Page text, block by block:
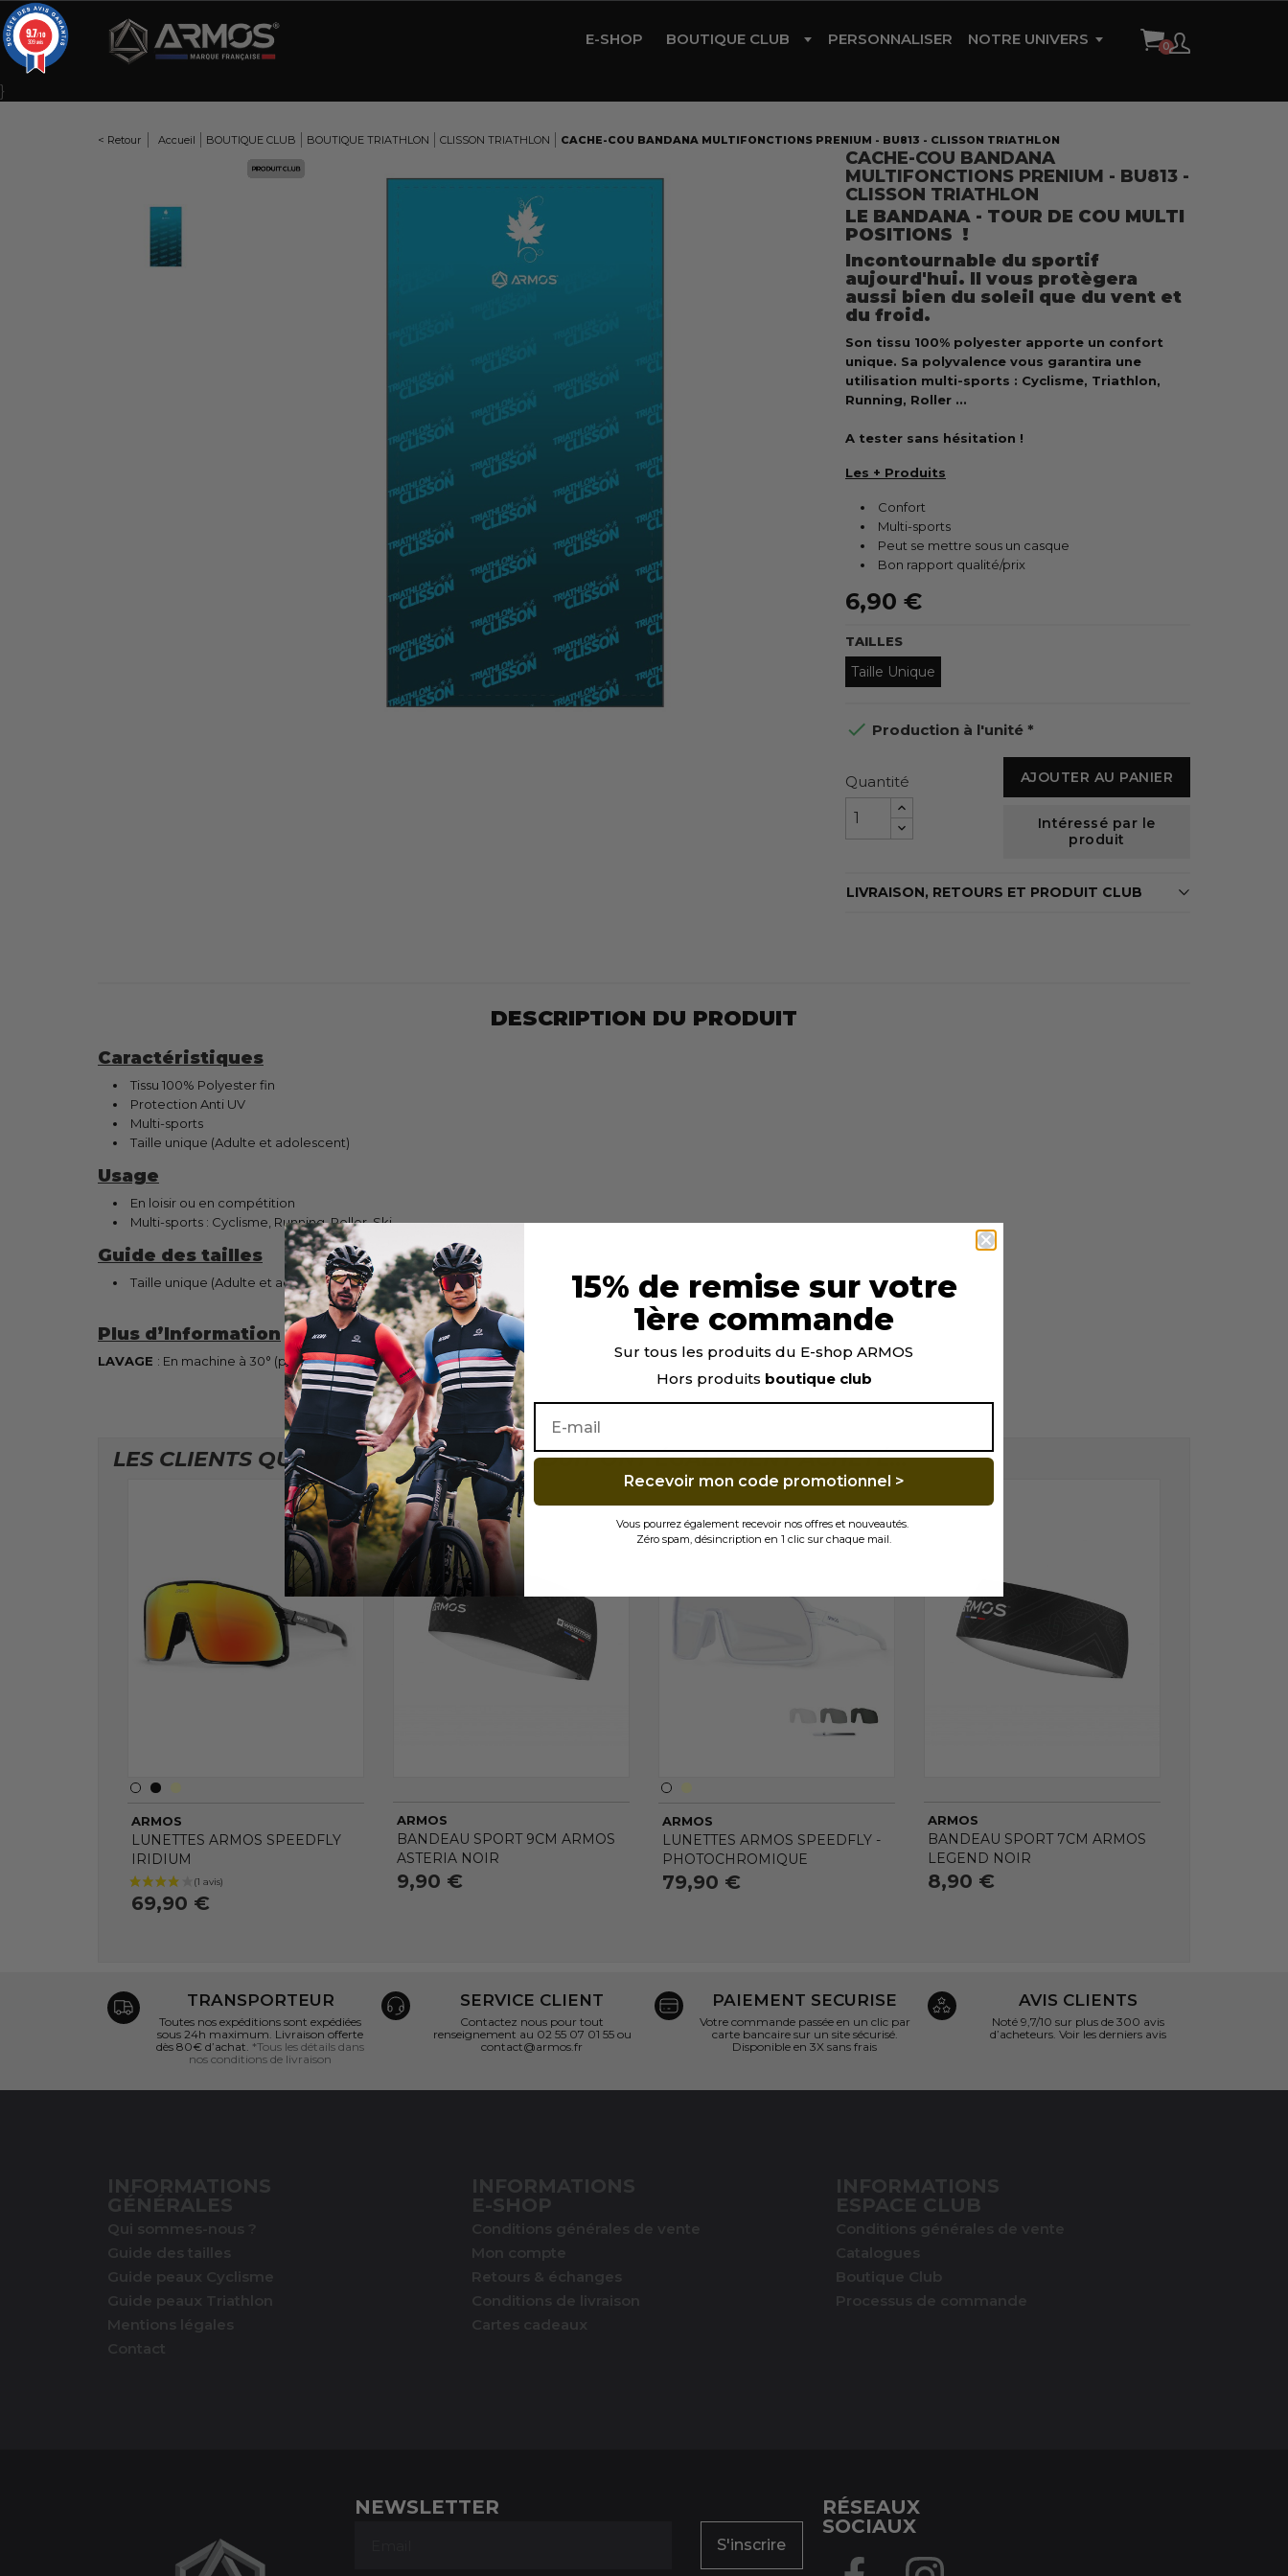
E-SHOP BOUTIQUE CLUB PERSONNALISER NOTRE UNIVERS
RÉFÉRENCES
CONTACT
}
< Retour Accueil BOUTIQUE CLUB BOUTIQUE TRIATHLON CLISSON TRIATHLON CACHE-COU BANDANA MULTIFONCTIONS PRENIUM - BU813 - CLISSON TRIATHLON
CACHE-COU BANDANA
MULTIFONCTIONS PRENIUM - BU813 -
CLISSON TRIATHLON
LE BANDANA - TOUR DE COU MULTI
POSITIONS !
Incontournable du sportif
aujourd'hui. Il vous protègera
aussi bien du soleil que du vent et
du froid.
Son tissu 100% polyester apporte un confort
unique. Sa polyvalence vous garantira une
utilisation multi-sports : Cyclisme, Triathlon,
Running, Roller ...
A tester sans hésitation !
Les + Produits
Confort
Multi-sports
Peut se mettre sous un casque
Bon rapport qualité/prix
6,90 €
TAILLES
Taille Unique
 Production à l'unité *
Quantité AJOUTER AU PANIER
Intéressé par le
produit
LIVRAISON, RETOURS ET PRODUIT CLUB
DESCRIPTION DU PRODUIT
Caractéristiques
Tissu 100% Polyester fin
Protection Anti UV
Multi-sports
Taille unique (Adulte et adolescent)
Usage
En loisir ou en compétition
Multi-sports : Cyclisme, Running, Roller, Ski...
Guide des tailles
Taille unique (Adulte et adolescent)
Plus d’Information
LAVAGE : En machine à 30° (pas de sèche linge et de repassage).
LES CLIENTS QUI ONT ACHETÉ CE PRODUIT ONT ÉGALEMENT ACHETÉ...
ARMOS
LUNETTES ARMOS SPEEDFLY
IRIDIUM
69,90 €
ARMOS
BANDEAU SPORT 9CM ARMOS
ASTERIA NOIR
9,90 €
ARMOS
LUNETTES ARMOS SPEEDFLY -
PHOTOCHROMIQUE
79,90 €
ARMOS
BANDEAU SPORT 7CM ARMOS
LEGEND NOIR
8,90 €
TRANSPORTEUR
Toutes nos expéditions sont expédiées
sous 24h maximum. Livraison offerte
dès 80€ d’achat. *Tous les détails dans
nos conditions de livraison
SERVICE CLIENT
Contactez nous pour tout
renseignement au 02 55 07 01 55 ou
contact@armos.fr
PAIEMENT SECURISE
Votre commande passée en un clic par
carte bancaire sur un site sécurisé.
Disponible en 3X sans frais
AVIS CLIENTS
Noté 9,7/10 sur plus de 300 avis
d’acheteurs.Voir les derniers avis
INFORMATIONS
GÉNÉRALES
Qui sommes-nous ?
Guide des tailles
Guide peaux Cyclisme
Guide peaux Triathlon
Mentions légales
Contact
INFORMATIONS
E-SHOP
Conditions générales de vente
Mon compte
Retours & échanges
Conditions de livraison
Cartes cadeaux
INFORMATIONS
ESPACE CLUB
Conditions générales de vente
Catalogues
Boutique Club
Processus de commande
NEWSLETTER
S'inscrire
RÉSEAUX
SOCIAUX
9.7/10
309 avis
Panneau de gestion des cookies
15% de remise sur votre
1ère commande
Sur tous les produits du E-shop ARMOS
Hors produits boutique club
Recevoir mon code promotionnel >
Vous pourrez également recevoir nos offres et nouveautés.
Zéro spam, désincription en 1 clic sur chaque mail.